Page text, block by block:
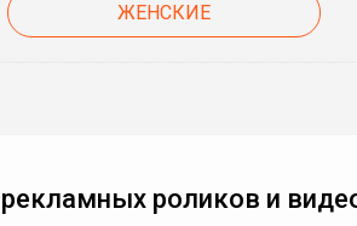
ЖЕНСКИЕ
роликов и